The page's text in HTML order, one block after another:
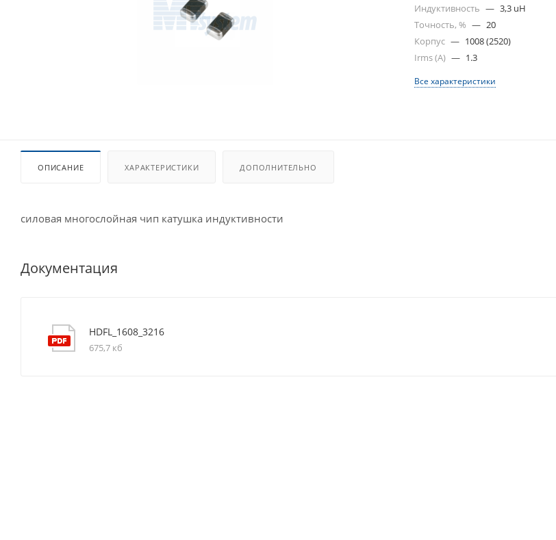
Индуктивность — 3,3 uH
Точность, % — 20
Корпус — 1008 (2520)
Irms (A) — 1.3
Все характеристики
ОПИСАНИЕ ХАРАКТЕРИСТИКИ ДОПОЛНИТЕЛЬНО
силовая многослойная чип катушка индуктивности
Документация
HDFL_1608_3216
675,7 кб